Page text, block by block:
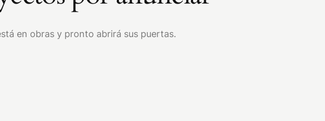
en obras y pronto abrirá sus puertas.